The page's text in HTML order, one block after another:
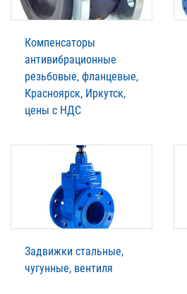
Компенсаторы
антивибрационные
резьбовые, фланцевые,
Красноярск, Иркутск,
цены с НДС
Задвижки стальные,
чугунные, вентиля